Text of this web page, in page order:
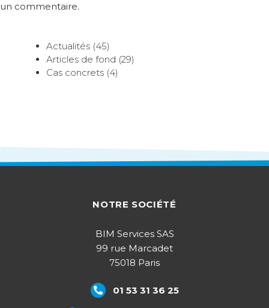
un commentaire.
Actualités (45)
Articles de fond (29)
Cas concrets (4)
NOTRE SOCIÉTÉ
BIM Services SAS
99 rue Marcadet
75018 Paris
01 53 31 36 25